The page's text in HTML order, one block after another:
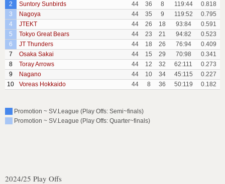
2
Suntory Sunbirds 44 36 8 119:44
0.818
3
Nagoya 44 35 9 119:52
0.795
4
JTEKT 44 26 18 93:84
0.591
5
Tokyo Great Bears 44 23 21 94:82
0.523
6
JT Thunders 44 18 26 76:94
0.409
7
Osaka Sakai 44 15 29 70:98
0.341
8
Toray Arrows 44 12 32 62:111
0.273
9
Nagano 44 10 34 45:115
0.227
10
Voreas Hokkaido 44 8 36 50:119 0.182
Promotion ~ SV.League (Play Offs: Semi~finals)
Promotion ~ SV.League (Play Offs: Quarter~finals)
2024/25 Play Offs